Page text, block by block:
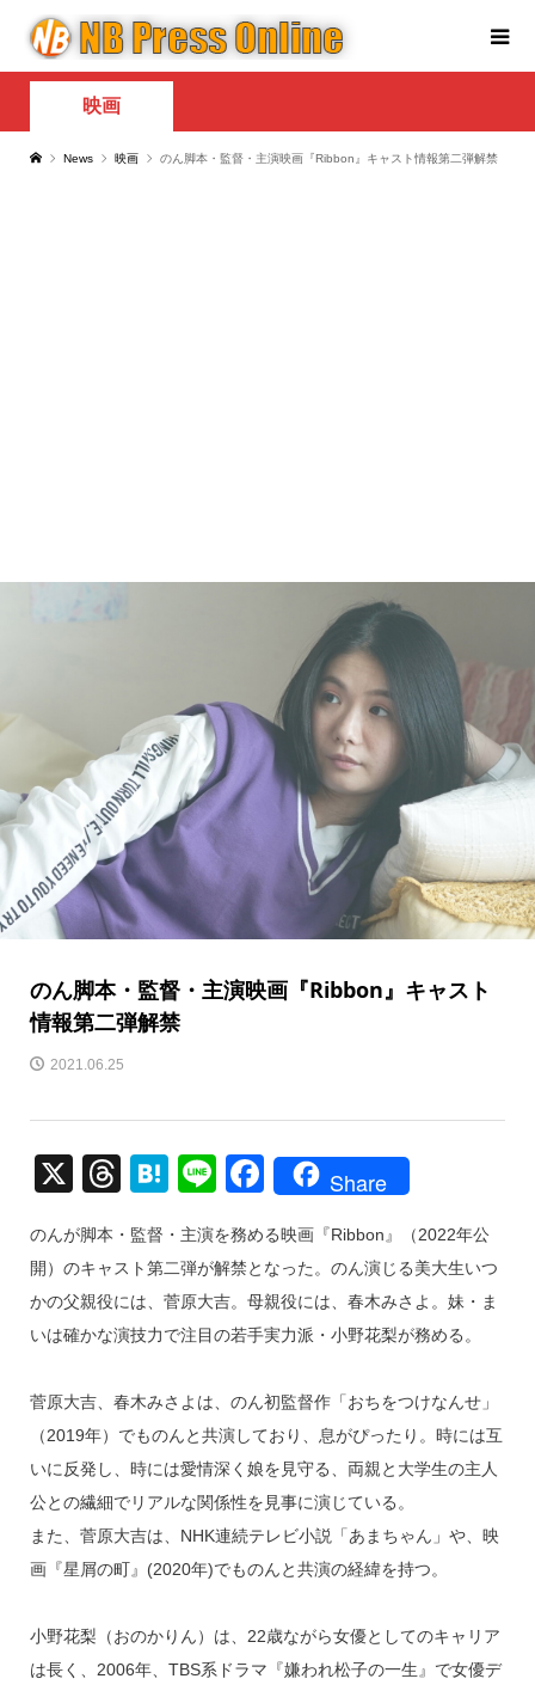
映画
News 映画 のん脚本・監督・主演映画『Ribbon』キャスト情報第二弾解禁
のん脚本・監督・主演映画『Ribbon』キャスト
情報第二弾解禁
2021.06.25
X
T
e
a
d
H
e
n
a
Li
e
F
c
e
b
o
k
Share
のんが脚本・監督・主演を務める映画『Ribbon』（2022年公
開）のキャスト第二弾が解禁となった。のん演じる美大生いつ
かの父親役には、菅原大吉。母親役には、春木みさよ。妹・ま
いは確かな演技力で注目の若手実力派・小野花梨が務める。
菅原大吉、春木みさよは、のん初監督作「おちをつけなんせ」
（2019年）でものんと共演しており、息がぴったり。時には互
いに反発し、時には愛情深く娘を見守る、両親と大学生の主人
公との繊細でリアルな関係性を見事に演じている。
また、菅原大吉は、NHK連続テレビ小説「あまちゃん」や、映
画『星屑の町』(2020年)でものんと共演の経緯を持つ。
小野花梨（おのかりん）は、22歳ながら女優としてのキャリア
は長く、2006年、TBS系ドラマ『嫌われ松子の一生』で女優デ